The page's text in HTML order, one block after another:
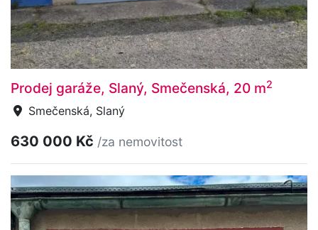
Prodej garáže, Slaný, Smečenská, 20 m2
Smečenská, Slaný
630 000 Kč /za nemovitost